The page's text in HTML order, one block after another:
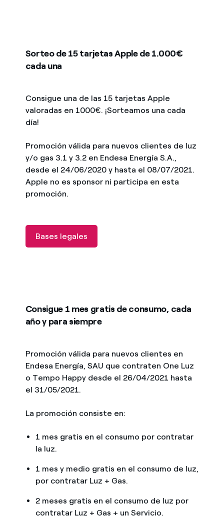
Sorteo de 15 tarjetas Apple de 1.000€
cada una
Consigue una de las 15 tarjetas Apple
valoradas en 1000€. ¡Sorteamos una cada
día!
Promoción válida para nuevos clientes de luz
y/o gas 3.1 y 3.2 en Endesa Energía S.A.,
desde el 24/06/2020 y hasta el 08/07/2021.
Apple no es sponsor ni participa en esta
promoción.
Bases legales
Consigue 1 mes gratis de consumo, cada
año y para siempre
Promoción válida para nuevos clientes en
Endesa Energía, SAU que contraten One Luz
o Tempo Happy desde el 26/04/2021 hasta
el 31/05/2021.
La promoción consiste en:
1 mes gratis en el consumo por contratar
la luz.
1 mes y medio gratis en el consumo de luz,
por contratar Luz + Gas.
2 meses gratis en el consumo de luz por
contratar Luz + Gas + un Servicio.